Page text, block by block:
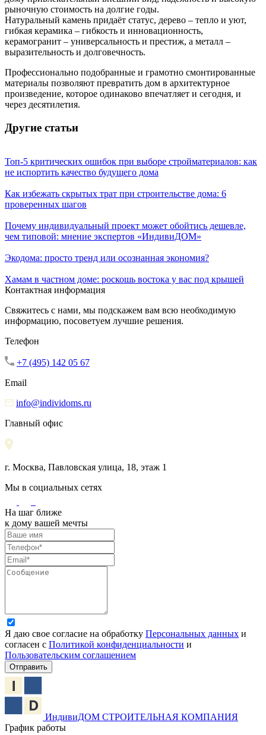
рыночную стоимость на долгие годы.
Натуральный камень придаёт статус, дерево – тепло и уют,
гибкая керамика – гибкость и инновационность,
керамогранит – универсальность и престиж, а металл –
выразительность и долговечность.
Профессионально подобранные и грамотно смонтированные
материалы позволяют превратить дом в архитектурное
произведение, которое одинаково впечатляет и сегодня, и
через десятилетия.
Другие статьи
Топ-5 критических ошибок при выборе стройматериалов: как
не испортить качество будущего дома
Как избежать скрытых трат при строительстве дома: 6
проверенных шагов
Почему индивидуальный проект может обойтись дешевле,
чем типовой: мнение экспертов «ИндивиДОМ»
Экодома: просто тренд или осознанная экономия?
Хамам в частном доме: роскошь востока у вас под крышей
Контактная информация
Свяжитесь с нами, мы подскажем вам всю необходимую
информацию, посоветуем лучшие решения.
Телефон
+7 (495) 142 05 67
Email
info@individoms.ru
Главный офис
г. Москва, Павловская улица, 18, этаж 1
Мы в социальных сетях
На шаг ближе
к дому вашей мечты
Я даю свое согласие на обработку Персональных данных и
согласен с Политикой конфиденциальности и
Пользовательским соглашением
Отправить
ИндивиДОМ СТРОИТЕЛЬНАЯ КОМПАНИЯ
График работы